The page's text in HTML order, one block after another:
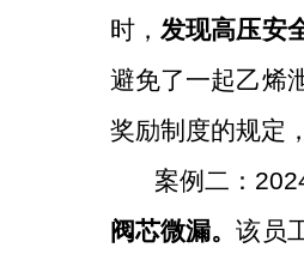
时，发现高压安
避免了一起乙烯
奖励制度的规定
案例二：
阀芯微漏。该员